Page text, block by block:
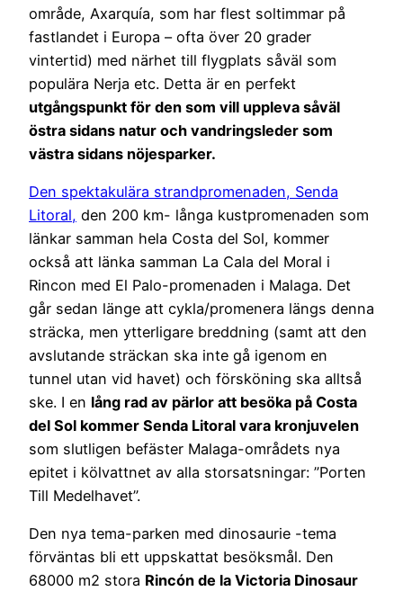
område, Axarquía, som har flest soltimmar på
fastlandet i Europa – ofta över 20 grader
vintertid) med närhet till flygplats såväl som
populära Nerja etc. Detta är en perfekt
utgångspunkt för den som vill uppleva såväl
östra sidans natur och vandringsleder som
västra sidans nöjesparker.
Den spektakulära strandpromenaden, Senda
Litoral, den 200 km- långa kustpromenaden som
länkar samman hela Costa del Sol, kommer
också att länka samman La Cala del Moral i
Rincon med El Palo-promenaden i Malaga. Det
går sedan länge att cykla/promenera längs denna
sträcka, men ytterligare breddning (samt att den
avslutande sträckan ska inte gå igenom en
tunnel utan vid havet) och försköning ska alltså
ske. I en lång rad av pärlor att besöka på Costa
del Sol kommer Senda Litoral vara kronjuvelen
som slutligen befäster Malaga-områdets nya
epitet i kölvattnet av alla storsatsningar: ”Porten
Till Medelhavet”.
Den nya tema-parken med dinosaurie -tema
förväntas bli ett uppskattat besöksmål. Den
68000 m2 stora Rincón de la Victoria Dinosaur